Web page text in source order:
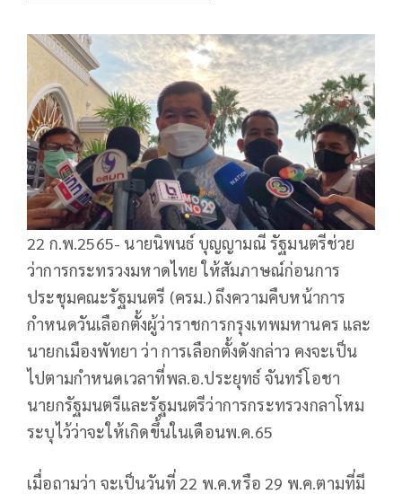
22 ก.พ.2565- นายนิพนธ์ บุญญามณี รัฐมนตรีช่วย
ว่าการกระทรวงมหาดไทย ให้สัมภาษณ์ก่อนการ
ประชุมคณะรัฐมนตรี (ครม.) ถึงความคืบหน้าการ
กำหนดวันเลือกตั้งผู้ว่าราชการกรุงเทพมหานคร​ และ
นายกเมืองพัทยา ว่า การเลือกตั้งดังกล่าว คงจะเป็น
ไปตามกำหนดเวลาที่พล.อ.ประยุทธ์ จันทร์โอชา
นายกรัฐมนตรีและรัฐมนตรีว่าการกระทรวงกลาโหม
ระบุไว้ว่าจะให้เกิดขึ้นในเดือนพ.ค.65
เมื่อถามว่า จะเป็นวันที่ 22 พ.ค.หรือ 29 พ.ค.ตามที่มี